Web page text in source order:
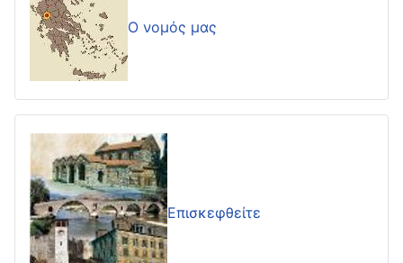
Ο νομός μας
Επισκεφθείτε